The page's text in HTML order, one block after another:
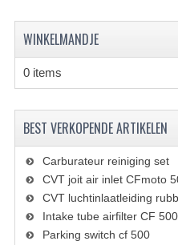
WINKELMANDJE
0 items
BEST VERKOPENDE ARTIKELEN
Carburateur reiniging set
CVT joit air inlet CFmoto
CVT luchtinlaatleiding
Intake tube airfilter CF 500
Parking switch cf 500